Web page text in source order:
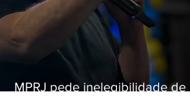
MPRJ pede inelegibilidade de